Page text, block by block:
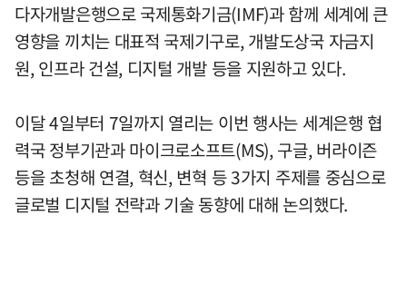
다자개발은행으로 국제통화기금(IMF)과 함께 세계에 큰
영향을 끼치는 대표적 국제기구로, 개발도상국 자금지
원, 인프라 건설, 디지털 개발 등을 지원하고 있다.
이달 4일부터 7일까지 열리는 이번 행사는 세계은행 협
력국 정부기관과 마이크로소프트(MS), 구글, 버라이즌
등을 초청해 연결, 혁신, 변혁 등 3가지 주제를 중심으로
글로벌 디지털 전략과 기술 동향에 대해 논의했다.